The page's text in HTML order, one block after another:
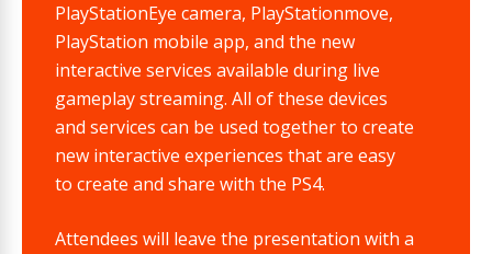
PlayStationEye camera, PlayStationmove,
PlayStation mobile app, and the new
interactive services available during live
gameplay streaming. All of these devices
and services can be used together to create
new interactive experiences that are easy
to create and share with the PS4.
Attendees will leave the presentation with a